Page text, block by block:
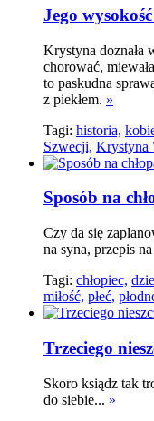
Jego
Krystyna doznała
chorować,
to paskudna
z piekłem. »
Tagi: historia,
Szwecji, Krystyna
Sposób na
Czy da się
na syna, przepis
Tagi: chłopiec,
miłość, płeć,
Trzeciego
Skoro ksiądz tak
do siebie... »